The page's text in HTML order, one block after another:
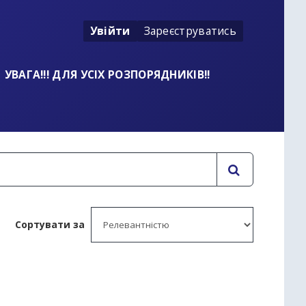
Увійти Зареєструватись
УВАГА!!! ДЛЯ УСІХ РОЗПОРЯДНИКІВ!!
Сортувати за